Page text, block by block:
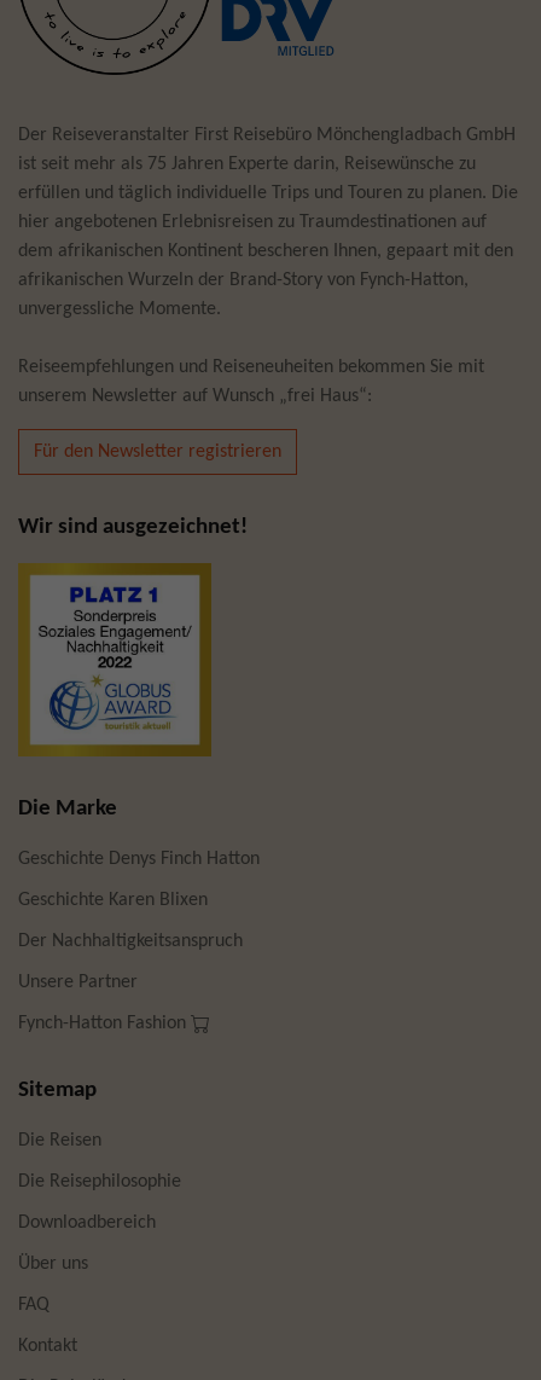
Der Reiseveranstalter First Reisebüro Mönchengladbach GmbH
ist seit mehr als 75 Jahren Experte darin, Reisewünsche zu
erfüllen und täglich individuelle Trips und Touren zu planen. Die
hier angebotenen Erlebnisreisen zu Traumdestinationen auf
dem afrikanischen Kontinent bescheren Ihnen, gepaart mit den
afrikanischen Wurzeln der Brand-Story von Fynch-Hatton,
unvergessliche Momente.
Reiseempfehlungen und Reiseneuheiten bekommen Sie mit
unserem Newsletter auf Wunsch „frei Haus“:
Für den Newsletter registrieren
Wir sind ausgezeichnet!
Die Marke
Geschichte Denys Finch Hatton
Geschichte Karen Blixen
Der Nachhaltigkeitsanspruch
Unsere Partner
Fynch-Hatton Fashion
Sitemap
Die Reisen
Die Reisephilosophie
Downloadbereich
Über uns
FAQ
Kontakt